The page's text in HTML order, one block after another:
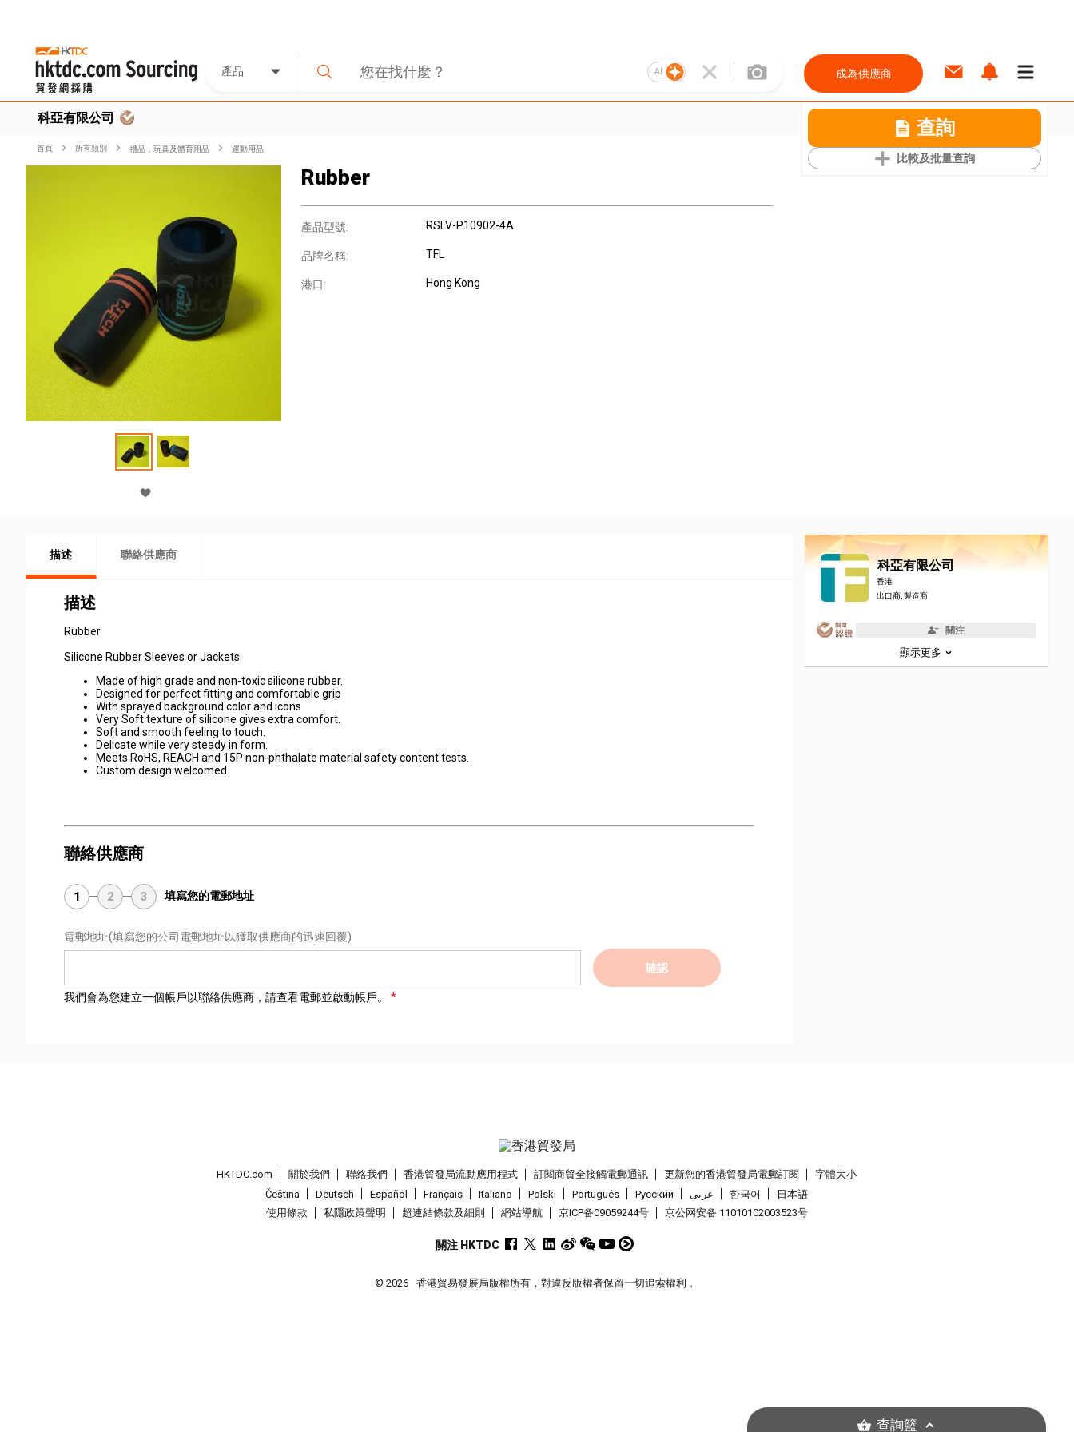
產品 AI 成為供應商
科亞有限公司 查詢
比較及批量查詢
首頁 所有類別 禮品，玩具及體育用品 運動用品
Rubber
產品型號: RSLV-P10902-4A
品牌名稱: TFL
港口: Hong Kong
描述 聯絡供應商
描述
Rubber
Silicone Rubber Sleeves or Jackets
Made of high grade and non-toxic silicone rubber.
Designed for perfect fitting and comfortable grip
With sprayed background color and icons
Very Soft texture of silicone gives extra comfort.
Soft and smooth feeling to touch.
Delicate while very steady in form.
Meets RoHS, REACH and 15P non-phthalate material safety content tests.
Custom design welcomed.
聯絡供應商
1 2 3 填寫您的電郵地址
電郵地址(填寫您的公司電郵地址以獲取供應商的迅速回覆)
確認
我們會為您建立一個帳戶以聯絡供應商，請查看電郵並啟動帳戶。
科亞有限公司
香港
出口商, 製造商
關注
顯示更多
HKTDC.com 關於我們 聯絡我們 香港貿發局流動應用程式 訂閱商貿全接觸電郵通訊 更新您的香港貿發局電郵訂閱
字體大小
Čeština
Deutsch Español Français Italiano Polski Português Pусский عربى 한국어
日本語
使用條款
私隱政策聲明 超連結條款及細則 網站導航 京ICP备09059244号 京公网安备 11010102003523号
關注 HKTDC
© 2026 香港貿易發展局版權所有，對違反版權者保留一切追索權利 。
查詢籃